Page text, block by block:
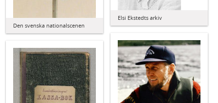
Den svenska nationalscenen
Elsi Ekstedts arkiv